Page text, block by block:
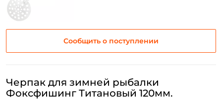
Сообщить о поступлении
Черпак для зимней рыбалки
Фоксфишинг Титановый 120мм.